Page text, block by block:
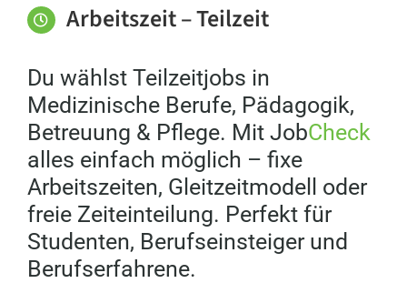
Arbeitszeit – Teilzeit
Du wählst Teilzeitjobs in
Medizinische Berufe, Pädagogik,
Betreuung & Pflege. Mit JobCheck
alles einfach möglich – fixe
Arbeitszeiten, Gleitzeitmodell oder
freie Zeiteinteilung. Perfekt für
Studenten, Berufseinsteiger und
Berufserfahrene.